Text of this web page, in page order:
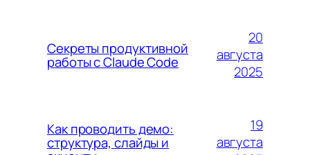
Секреты продуктивной
работы с Claude Code
20
августа
2025
Как проводить демо:
структура, слайды и
19
августа